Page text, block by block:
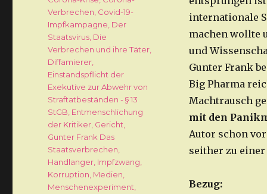
internationale
machen wollte
und
Gunter Frank
Big Pharma
Machtrausch
mit den
Autor schon
seither zu
Bezug:
Verbrechen Covid-19-
Impfkampagne Der
Staatsvirus Die
Verbrechen und ihre Täter
Diffamierer
Einstandspflicht der
Exekutive zur Abwehr von
Straftatbeständen - § 13
StGB Entmenschlichung
der Kritiker Gericht
Gunter Frank Das
Staatsverbrechen
Handlanger Impfzwang
Korruption Medien
Menschenexperiment